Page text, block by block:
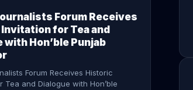
Forum Receives
for Tea and
with Hon’ble Punjab
Forum Receives Historic
Tea and Dialogue with Hon’ble